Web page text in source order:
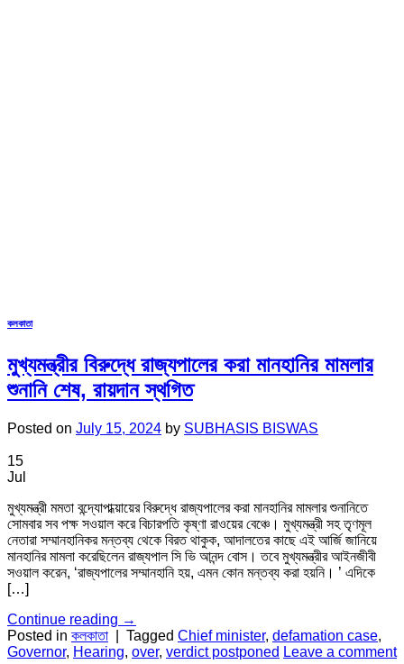
কলকাতা
মুখ্যমন্ত্রীর বিরুদ্ধে রাজ্যপালের করা মানহানির মামলার
শুনানি শেষ, রায়দান স্থগিত
Posted on July 15, 2024 by SUBHASIS BISWAS
15
Jul
মুখ্যমন্ত্রী মমতা বন্দ্যোপাধ্য়ায়ের বিরুদ্ধে রাজ্যপালের করা মানহানির মামলার শুনানিতে
সোমবার সব পক্ষ সওয়াল করে বিচারপতি কৃষ্ণা রাওয়ের বেঞ্চে। মুখ্যমন্ত্রী সহ তৃণমূল
নেতারা সম্মানহানিকর মন্তব্য থেকে বিরত থাকুক, আদালতের কাছে এই আর্জি জানিয়ে
মানহানির মামলা করেছিলেন রাজ্যপাল সি ভি আনন্দ বোস। তবে মুখ্যমন্ত্রীর আইনজীবী
সওয়াল করেন, ‘রাজ্যপালের সম্মানহানি হয়, এমন কোন মন্তব্য করা হয়নি। ’ এদিকে
[…]
Continue reading →
Posted in কলকাতা Tagged Chief minister, defamation case,
Governor, Hearing, over, verdict postponed Leave a comment